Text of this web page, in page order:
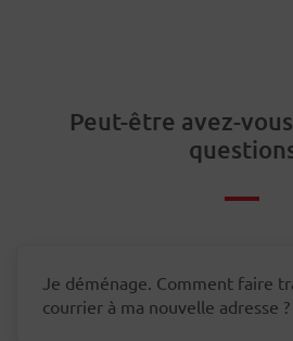
Peut-être avez-
Je déménage. Comment faire
courrier à ma nouvelle adresse ?